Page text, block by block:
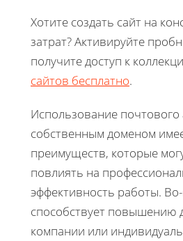
Хотите создать сайт на
затрат? Активируйте
получите доступ к
сайтов бесплатно.
Использование почтового
собственным доменом
преимуществ, которые
повлиять на
эффективность работы.
способствует повышению
компании или